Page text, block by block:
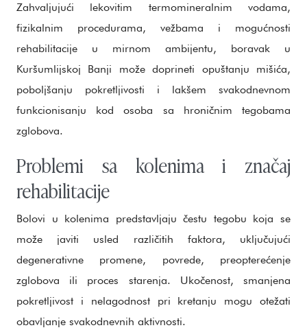
Zahvaljujući lekovitim termomineralnim vodama,
fizikalnim procedurama, vežbama i mogućnosti
rehabilitacije u mirnom ambijentu, boravak u
Kuršumlijskoj Banji može doprineti opuštanju mišića,
poboljšanju pokretljivosti i lakšem svakodnevnom
funkcionisanju kod osoba sa hroničnim tegobama
zglobova.
Problemi sa kolenima i značaj
rehabilitacije
Bolovi u kolenima predstavljaju čestu tegobu koja se
može javiti usled različitih faktora, uključujući
degenerativne promene, povrede, preopterećenje
zglobova ili proces starenja. Ukočenost, smanjena
pokretljivost i nelagodnost pri kretanju mogu otežati
obavljanje svakodnevnih aktivnosti.